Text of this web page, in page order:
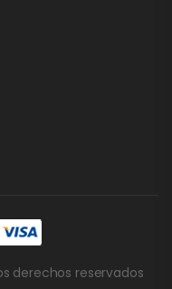
derechos reservados